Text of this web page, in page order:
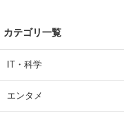
カテゴリ一覧
IT・科学
エンタメ